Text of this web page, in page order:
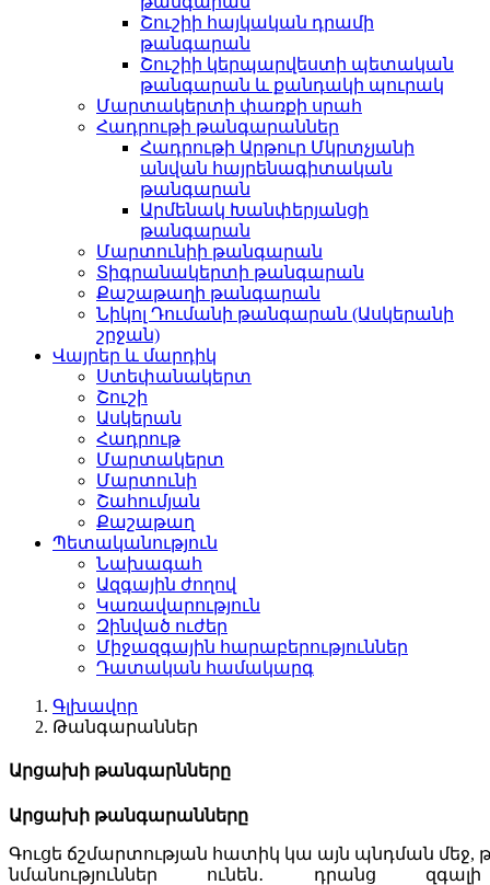
Շուշիի հայկական դրամի
թանգարան
Շուշիի կերպարվեստի պետական
թանգարան և քանդակի պուրակ
Մարտակերտի փառքի սրահ
Հադրութի թանգարաններ
Հադրութի Արթուր Մկրտչյանի
անվան հայրենագիտական
թանգարան
Արմենակ Խանփերյանցի
թանգարան
Մարտունիի թանգարան
Տիգրանակերտի թանգարան
Քաշաթաղի թանգարան
Նիկոլ Դումանի թանգարան (Ասկերանի
շրջան)
Վայրեր և մարդիկ
Ստեփանակերտ
Շուշի
Ասկերան
Հադրութ
Մարտակերտ
Մարտունի
Շահումյան
Քաշաթաղ
Պետականություն
Նախագահ
Ազգային ժողով
Կառավարություն
Զինված ուժեր
Միջազգային հարաբերություններ
Դատական համակարգ
Գլխավոր
Թանգարաններ
Արցախի թանգարնները
Արցախի թանգարանները
Գուցե ճշմարտության հատիկ կա այն պնդման մեջ,
նմանություններ ունեն․ դրանց զգալի